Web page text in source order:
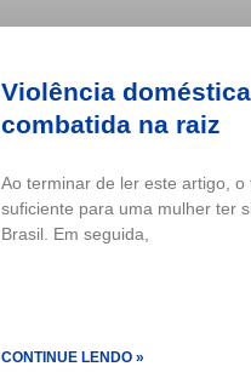
Violência
combatida na raiz
Ao terminar de ler este artigo, o
suficiente para uma mulher ter
Brasil. Em seguida,
CONTINUE LENDO »